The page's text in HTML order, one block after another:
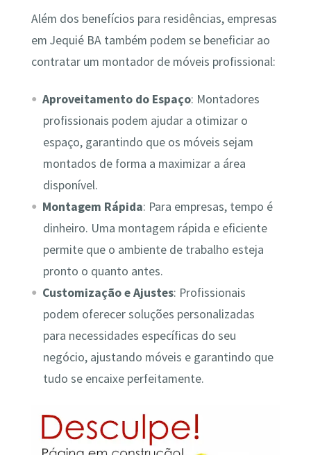
Além dos benefícios para residências, empresas
em Jequié BA também podem se beneficiar ao
contratar um montador de móveis profissional:
Aproveitamento do Espaço: Montadores
profissionais podem ajudar a otimizar o
espaço, garantindo que os móveis sejam
montados de forma a maximizar a área
disponível.
Montagem Rápida: Para empresas, tempo é
dinheiro. Uma montagem rápida e eficiente
permite que o ambiente de trabalho esteja
pronto o quanto antes.
Customização e Ajustes: Profissionais
podem oferecer soluções personalizadas
para necessidades específicas do seu
negócio, ajustando móveis e garantindo que
tudo se encaixe perfeitamente.